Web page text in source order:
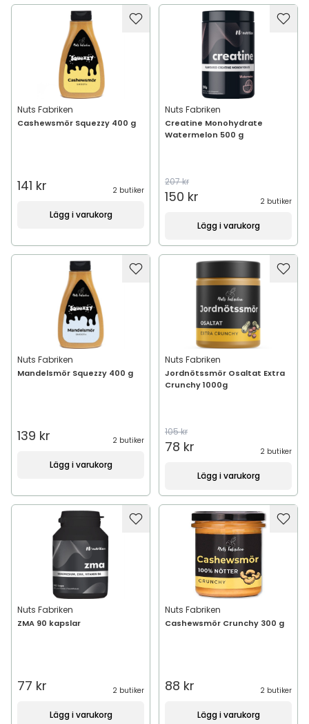
Nuts Fabriken
Cashewsmör Squezzy 400 g
141 kr 2 butiker
Lägg i varukorg
Nuts Fabriken
Creatine Monohydrate
Watermelon 500 g
207 kr
150 kr 2 butiker
Lägg i varukorg
Nuts Fabriken
Mandelsmör Squezzy 400 g
139 kr 2 butiker
Lägg i varukorg
Nuts Fabriken
Jordnötssmör Osaltat Extra
Crunchy 1000g
105 kr
78 kr 2 butiker
Lägg i varukorg
Nuts Fabriken
ZMA 90 kapslar
77 kr 2 butiker
Lägg i varukorg
Nuts Fabriken
Cashewsmör Crunchy 300 g
88 kr 2 butiker
Lägg i varukorg